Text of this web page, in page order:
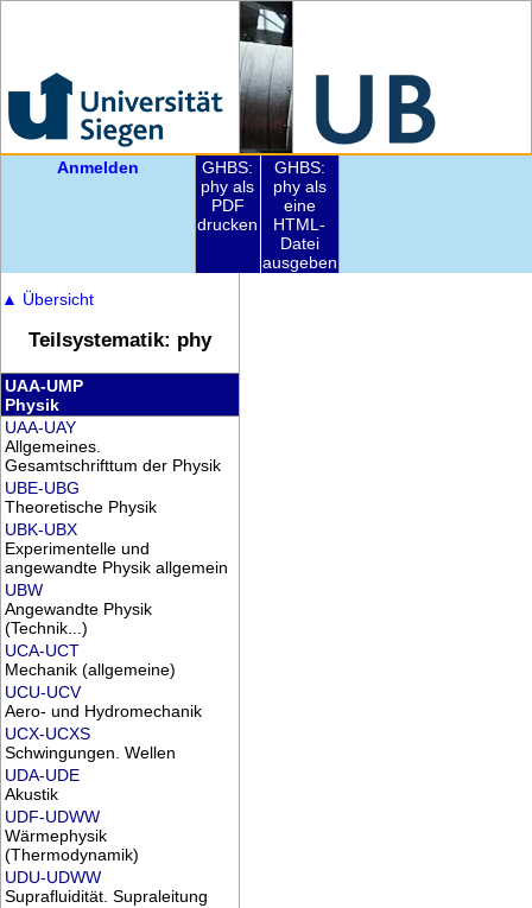
Anmelden
GHBS:
phy als
PDF
drucken
GHBS:
phy als
eine
HTML-
Datei
ausgeben
▲ Übersicht
Teilsystematik: phy
UAA-UMP
Physik
UAA-UAY
Allgemeines.
Gesamtschrifttum der Physik
UBE-UBG
Theoretische Physik
UBK-UBX
Experimentelle und
angewandte Physik allgemein
UBW
Angewandte Physik
(Technik...)
UCA-UCT
Mechanik (allgemeine)
UCU-UCV
Aero- und Hydromechanik
UCX-UCXS
Schwingungen. Wellen
UDA-UDE
Akustik
UDF-UDWW
Wärmephysik
(Thermodynamik)
UDU-UDWW
Suprafluidität. Supraleitung